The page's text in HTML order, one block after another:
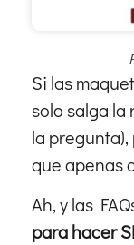
Si las
solo salga la
la
que apenas
Ah, y las
para hacer